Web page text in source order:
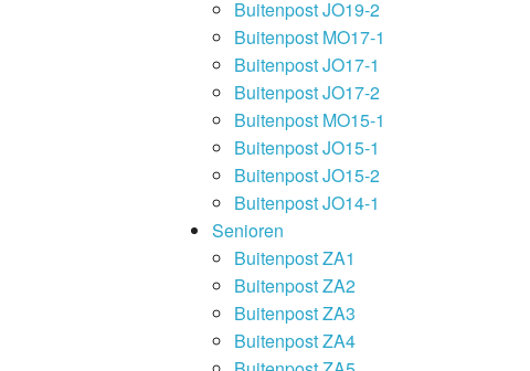
Buitenpost JO19-2
Buitenpost MO17-1
Buitenpost JO17-1
Buitenpost JO17-2
Buitenpost MO15-1
Buitenpost JO15-1
Buitenpost JO15-2
Buitenpost JO14-1
Senioren
Buitenpost ZA1
Buitenpost ZA2
Buitenpost ZA3
Buitenpost ZA4